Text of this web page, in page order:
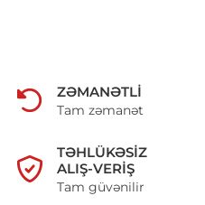
ZƏMANƏTLI
Tam zəmanət
TƏHLÜKƏSIZ
ALIŞ-VERIŞ
Tam güvənilir